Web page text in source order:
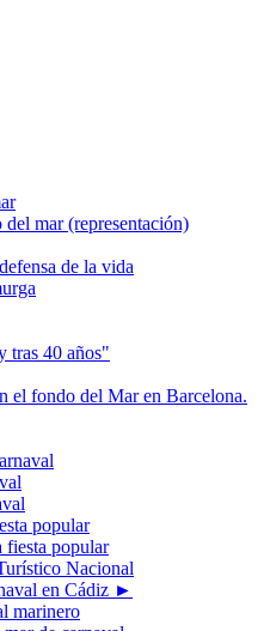
mar (representación)
de la vida
tras 40 años"
el fondo del Mar en Barcelona.
popular
fiesta popular
Nacional
en Cádiz ►
marinero